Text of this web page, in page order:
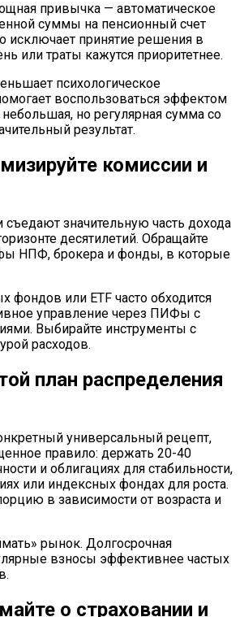
привычка — автоматическое
суммы на пенсионный счет
исключает принятие решения в
или траты кажутся приоритетнее.
психологическое
воспользоваться эффектом
но регулярная сумма со
результат.
комиссии и
съедают значительную часть дохода
десятилетий. Обращайте
НПФ, брокера и фонды, в которые
фондов или ETF часто обходится
управление через ПИФы с
Выбирайте инструменты с
расходов.
план распределения
универсальный рецепт,
правило: держать 20-40
и облигациях для стабильности,
или индексных фондах для роста.
в зависимости от возраста и
рынок. Долгосрочная
взносы эффективнее частых
о страховании и